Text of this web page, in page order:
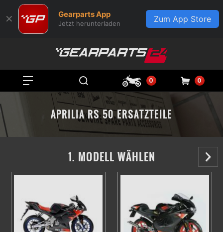
✕ Gearparts App
Jetzt herunterladen Zum App Store
0 0
APRILIA RS 50 ERSATZTEILE
1. MODELL WÄHLEN